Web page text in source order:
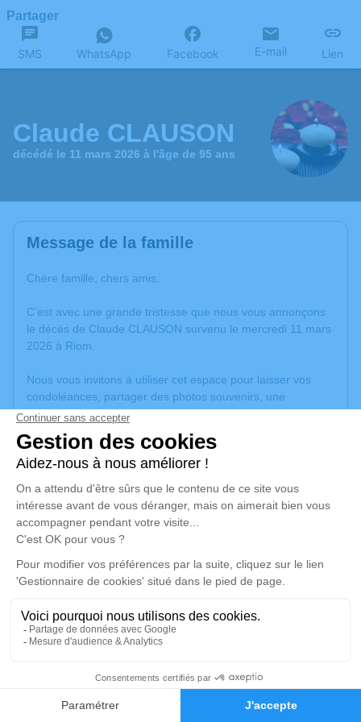
Faire-part Hommages
Partager
SMS WhatsApp Facebook E-mail Lien
Claude CLAUSON
décédé le 11 mars 2026 à l'âge de 95 ans
Message de la famille
Chère famille, chers amis,
C’est avec une grande tristesse que nous vous annonçons
le décès de Claude CLAUSON survenu le mercredi 11 mars
2026 à Riom.
Nous vous invitons à utiliser cet espace pour laisser vos
condoléances, partager des photos souvenirs, une
anecdote ou exprimer vos pensées à travers des poèmes
ou des textes. Cet endroit est un lieu d'expression dédié à
honorer la mémoire de Claude CLAUSON.
Un service de plantation d’arbre hommage est
ici
mercredi 18 mars 2026 à 10h30
Église Sainte Anne de Chatelguyon
63140 Chatelguyon
Je rends hommage